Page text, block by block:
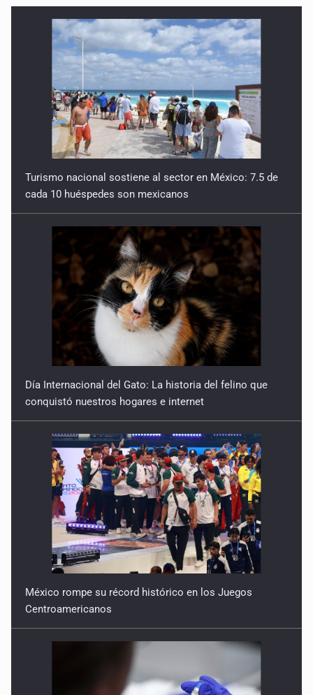
Turismo nacional sostiene al sector en México: 7.5 de
cada 10 huéspedes son mexicanos
Día Internacional del Gato: La historia del felino que
conquistó nuestros hogares e internet
México rompe su récord histórico en los Juegos
Centroamericanos